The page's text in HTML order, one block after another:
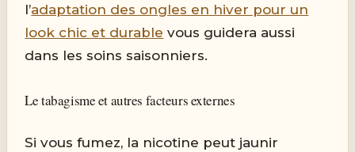
l’adaptation des ongles en hiver pour un
look chic et durable vous guidera aussi
dans les soins saisonniers.
Le tabagisme et autres facteurs externes
Si vous fumez, la nicotine peut jaunir